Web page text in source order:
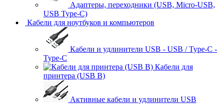
Адаптеры, переходники (USB, Micro-USB,
USB Type-C)
Кабели для ноутбуков и компьютеров
Кабели и удлинители USB - USB / Type-C -
Type-C
Кабели для
принтера (USB B)
Активные кабели и удлинители USB